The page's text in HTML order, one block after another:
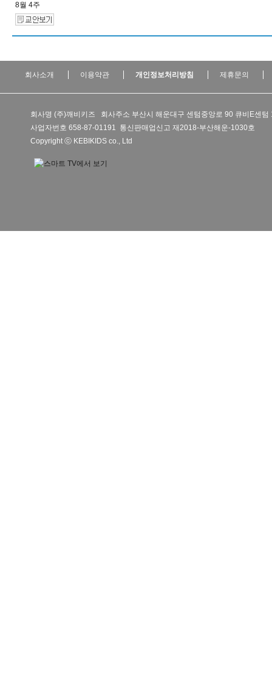
8월 4주
회사소개 이용약관 개인정보처리방침 제휴문의
회사명 (주)깨비키즈 회사주소 부산시 해운대구 센텀중앙로 90 큐비E센
사업자번호 658-87-01191 통신판매업신고 재2018-부산해운-1030호
Copyright ⓒ KEBIKIDS co., Ltd